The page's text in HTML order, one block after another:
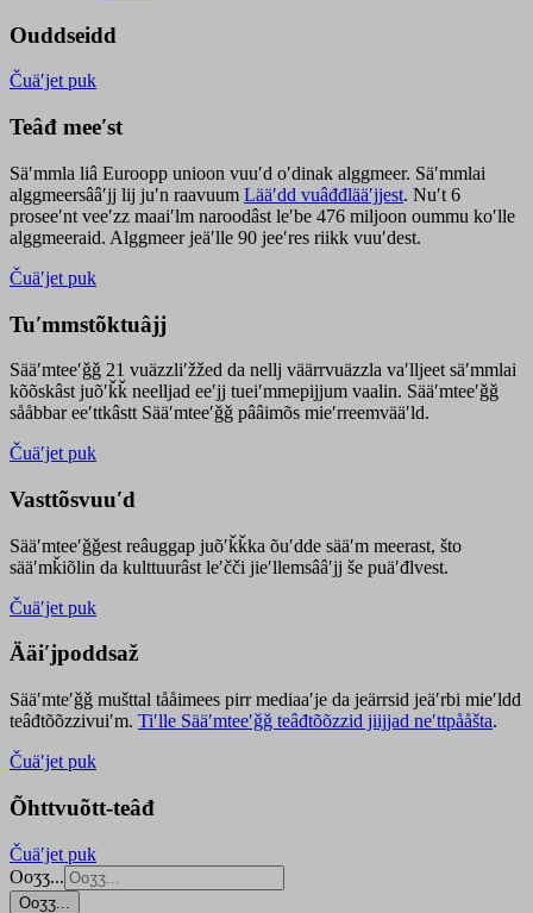
Ouddseidd
Čuäʹjet puk
Teâđ meeʹst
Säʹmmla liâ Euroopp unioon vuuʹd oʹdinak alggmeer. Säʹmmlai
alggmeersââʹjj lij juʹn raavuum Lääʹdd vuâđđlääʹjjest. Nuʹt 6
proseeʹnt veeʹzz maaiʹlm naroodâst leʹbe 476 miljoon oummu koʹlle
alggmeeraid. Alggmeer jeäʹlle 90 jeeʹres riikk vuuʹdest.
Čuäʹjet puk
Tuʹmmstõktuâjj
Sääʹmteeʹǧǧ 21 vuäzzliʹžžed da nellj väärrvuäzzla vaʹlljeet säʹmmlai
kõõskâst juõʹǩǩ neelljad eeʹjj tueiʹmmepijjum vaalin. Sääʹmteeʹǧǧ
sååbbar eeʹttkâstt Sääʹmteeʹǧǧ pââimõs mieʹrreemvääʹld.
Čuäʹjet puk
Vasttõsvuuʹd
Sääʹmteeʹǧǧest reâuggap juõʹǩǩka õuʹdde sääʹm meerast, što
sääʹmǩiõlin da kulttuurâst leʹčči jieʹllemsââʹjj še puäʹđlvest.
Čuäʹjet puk
Ääiʹjpoddsaž
Sääʹmteʹǧǧ mušttal tååimees pirr mediaaʹje da jeärrsid jeäʹrbi mieʹldd
teâđtõõzzivuiʹm. Tiʹlle Sääʹmteeʹǧǧ teâđtõõzzid jiijjad neʹttpååšta.
Čuäʹjet puk
Õhttvuõtt-teâđ
Čuäʹjet puk
Ooʒʒ...
Ooʒʒ...